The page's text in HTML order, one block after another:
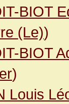
BIOT
(Le))
BIOT
)
Louis